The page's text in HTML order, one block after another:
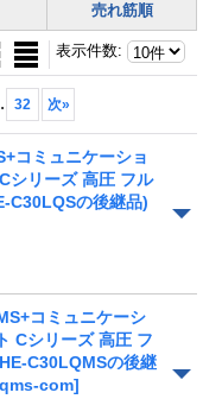
売れ筋順
表示件数:
32 次»
コミュニケーショ
シリーズ 高圧 フル
C30LQSの後継品)
コミュニケーシ
Cシリーズ 高圧 フ
C30LQMSの後継
com]